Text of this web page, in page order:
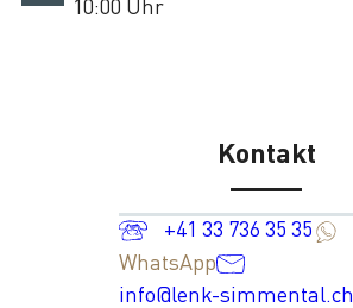
10:00 Uhr
Kontakt
+41 33 736 35 35
WhatsApp
info@lenk-simmental.ch